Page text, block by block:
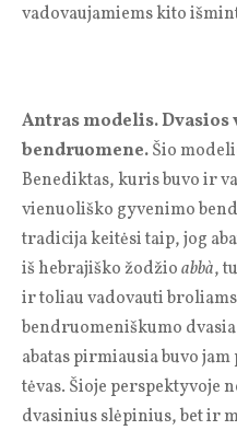
vadovaujamiems kito
Antras modelis. Dvasios
bendruomene.Šio
Benediktas, kuris buvo ir
vienuoliško gyvenimo
tradicija keitėsi taip, jog
iš hebrajiško žodžioabbà,
ir toliau vadovauti
bendruomeniškumo
abatas pirmiausia buvo
tėvas. Šioje perspektyvoje
dvasinius slėpinius, bet ir